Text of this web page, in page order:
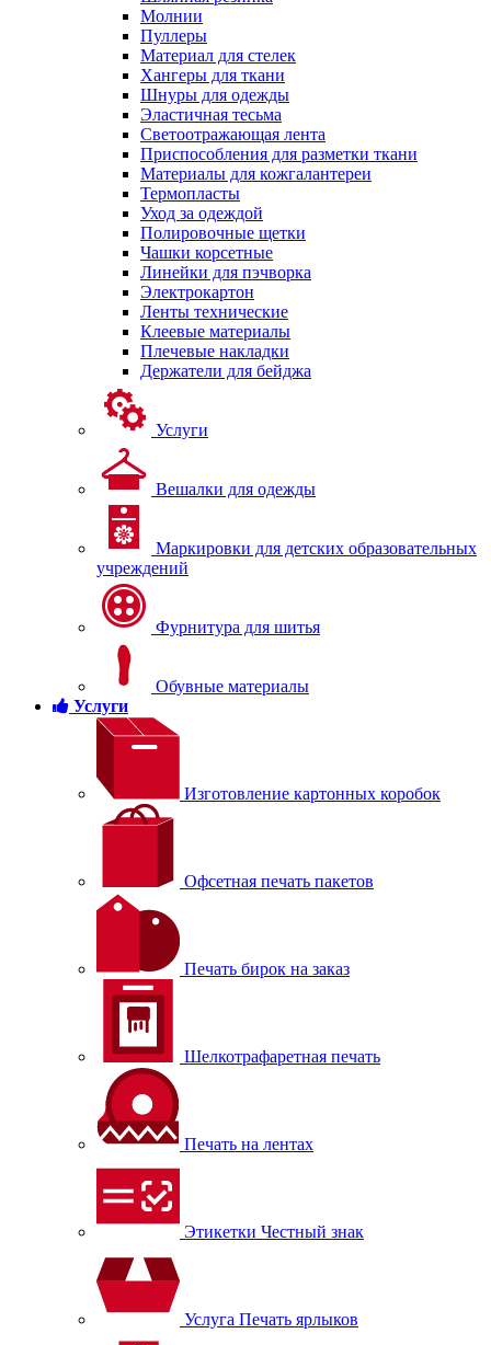
Молнии
Пуллеры
Материал для стелек
Хангеры для ткани
Шнуры для одежды
Эластичная тесьма
Светоотражающая лента
Приспособления для разметки ткани
Материалы для кожгалантереи
Термопласты
Уход за одеждой
Полировочные щетки
Чашки корсетные
Линейки для пэчворка
Электрокартон
Ленты технические
Клеевые материалы
Плечевые накладки
Держатели для бейджа
Услуги
Вешалки для одежды
Маркировки для детских образовательных
учреждений
Фурнитура для шитья
Обувные материалы
Услуги
Изготовление картонных коробок
Офсетная печать пакетов
Печать бирок на заказ
Шелкотрафаретная печать
Печать на лентах
Этикетки Честный знак
Услуга Печать ярлыков